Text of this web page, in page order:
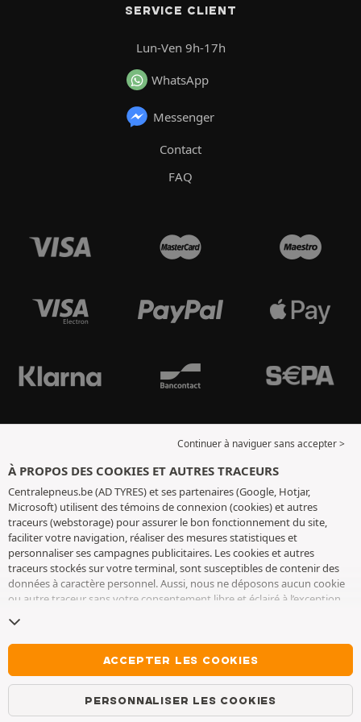
SERVICE CLIENT
Lun-Ven 9h-17h
WhatsApp
Messenger
Contact
FAQ
Continuer à naviguer sans accepter >
À PROPOS DES COOKIES ET AUTRES TRACEURS
Centralepneus.be (AD TYRES) et ses partenaires (Google, Hotjar,
Microsoft) utilisent des témoins de connexion (cookies) et autres
traceurs (webstorage) pour assurer le bon fonctionnement du site,
faciliter votre navigation, réaliser des mesures statistiques et
personnaliser ses campagnes publicitaires. Les cookies et autres
traceurs stockés sur votre terminal, sont susceptibles de contenir des
données à caractère personnel. Aussi, nous ne déposons aucun cookie
ou autre traceur sans votre consentement libre et éclairé à l’exception
conservons votre choix pendant 6 mois. Vous pouvez retirer votre
consentement à tout moment en vous rendant sur lapage cookies et
. Vous pouvez choisir de continuer à naviguer sans
accepter le dépôt de cookies ou autres traceurs. Le refus ne fait pas
obstacle à l’accès aux services AD TYRES. Pour plus d’informations, nous
vous invitons à consulterla page cookies et autres traceurs
ACCEPTER LES COOKIES
PERSONNALISER LES COOKIES